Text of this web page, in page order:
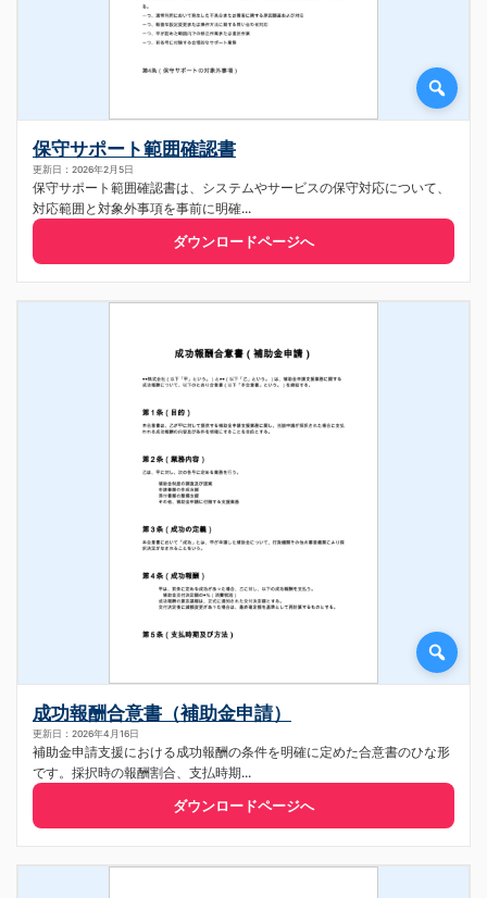
保守サポート範囲確認書
更新日：2026年2月5日
保守サポート範囲確認書は、システムやサービスの保守対応について、
対応範囲と対象外事項を事前に明確...
ダウンロードページへ
成功報酬合意書（補助金申請）
更新日：2026年4月16日
補助金申請支援における成功報酬の条件を明確に定めた合意書のひな形
です。採択時の報酬割合、支払時期...
ダウンロードページへ